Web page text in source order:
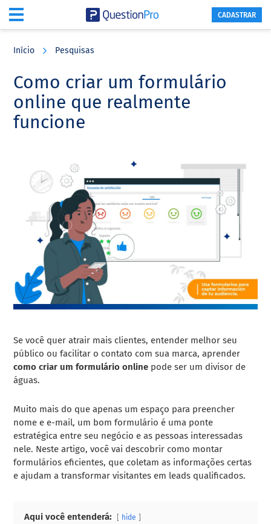
content
sidebar
CADASTRAR
Início Pesquisas
Como criar um formulário
online que realmente
funcione
Se você quer atrair mais clientes, entender melhor seu
público ou facilitar o contato com sua marca, aprender
como criar um formulário online pode ser um divisor de
águas.
Muito mais do que apenas um espaço para preencher
nome e e-mail, um bom formulário é uma ponte
estratégica entre seu negócio e as pessoas interessadas
nele. Neste artigo, você vai descobrir como montar
formulários eficientes, que coletam as informações certas
e ajudam a transformar visitantes em leads qualificados.
Aqui você entenderá: hide